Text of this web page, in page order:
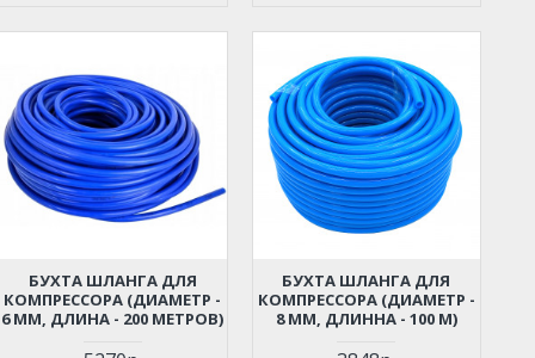
БУХТА ШЛАНГА ДЛЯ
КОМПРЕССОРА (ДИАМЕТР -
6 ММ, ДЛИНА - 200 МЕТРОВ)
БУХТА ШЛАНГА ДЛЯ
КОМПРЕССОРА (ДИАМЕТР -
8 ММ, ДЛИННА - 100 М)